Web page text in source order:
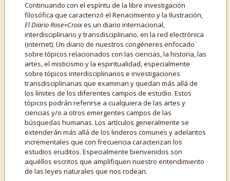
Continuando con el espíritu de la libre investigación
filosófica que caracterizó el Renacimiento y la Ilustración,
El Diario Rose+Croixes un diario internacional,
interdisciplinario y transdisciplinario, en la red electrónica
(internet). Un diario de nuestros congéneres enfocado
sobre tópicos relacionados con las ciencias, la historia, las
artes, el misticismo y la espiritualidad, especialmente
sobre tópicos interdisciplinarios e investigaciones
transdisciplinarias que examinan y quedan más allá de
los límites de los diferentes campos de estudio. Estos
tópicos podrán referirse a cualquiera de las artes y
ciencias y/o a otros emergentes campos de las
búsquedas humanas. Los artículos generalmente se
extenderán más allá de los linderos comunes y adelantos
incrementales que con frecuencia caracterizan los
estudios eruditos. Especialmente bienvenidos son
aquéllos escritos que amplifiquen nuestro entendimiento
de las leyes naturales que nos rodean.